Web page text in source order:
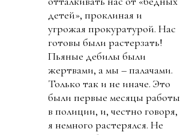
детей», проклиная и
угрожая прокуратурой. Нас
готовы были растерзать!
Пьяные дебилы были
жертвами, а мы – палачами.
Только так и не иначе. Это
были первые месяцы работы
в полиции, и, честно говоря,
я немного растерялся. Не